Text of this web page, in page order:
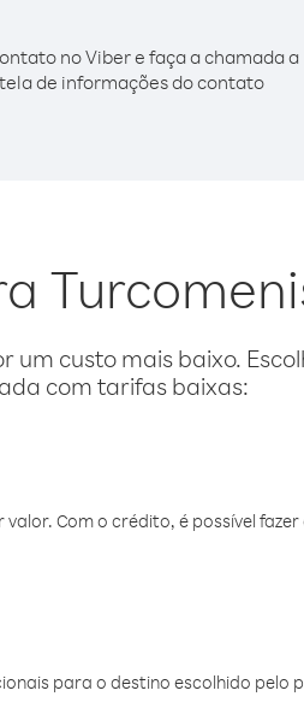
no Viber e faça a chamada a
de informações do contato
custo mais baixo.
com tarifas baixas:
Com o crédito, é possível
para o destino escolhido pelo